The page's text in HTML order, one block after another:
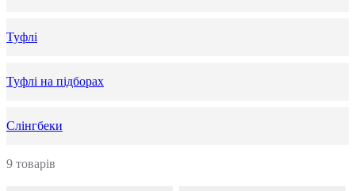
Туфлі
Туфлі на підборах
Слінгбеки
9 товарів